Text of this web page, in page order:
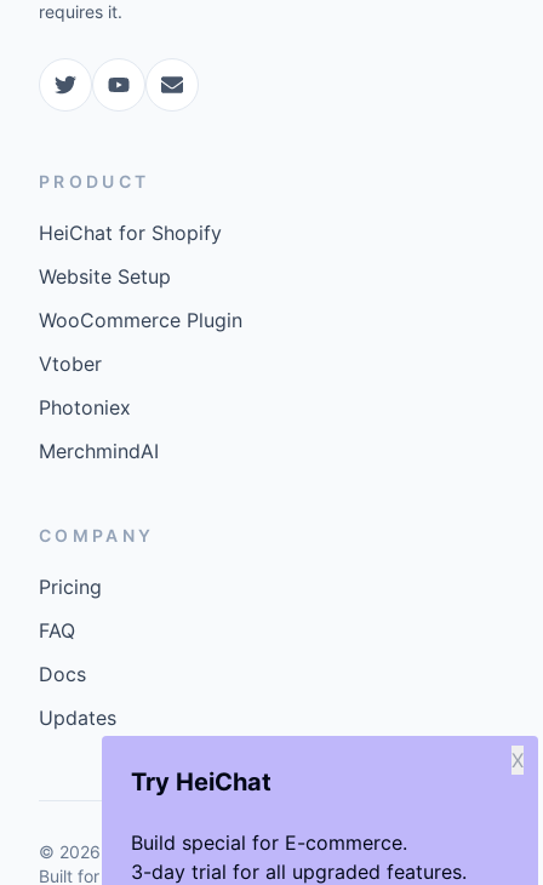
Try HeiChat
Build special for E-commerce.
3-day trial for all upgraded features.
X
requires it.
PRODUCT
HeiChat for Shopify
Website Setup
WooCommerce Plugin
Vtober
Photoniex
MerchmindAI
COMPANY
Pricing
FAQ
Docs
Updates
© 2026 GenCybers Inc. All rights reserved.
Built for storefronts that want faster answers and cleaner